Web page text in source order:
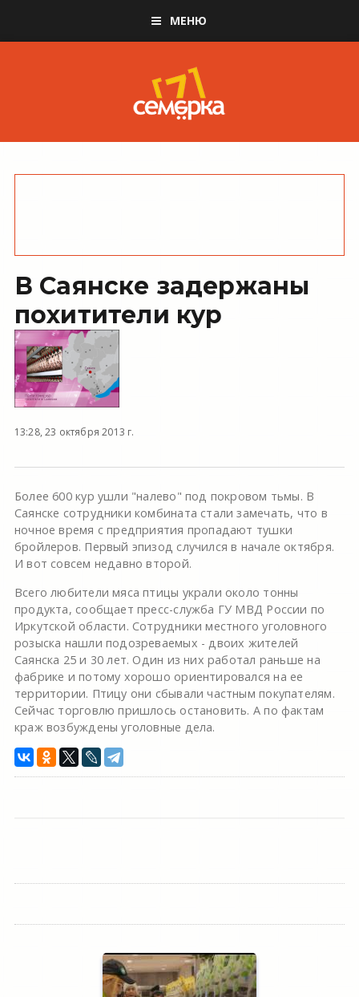
МЕНЮ
В Саянске задержаны
похитители кур
13:28, 23 октября 2013 г.
Более 600 кур ушли "налево" под покровом тьмы. В
Саянске сотрудники комбината стали замечать, что в
ночное время с предприятия пропадают тушки
бройлеров. Первый эпизод случился в начале октября.
И вот совсем недавно второй.
Всего любители мяса птицы украли около тонны
продукта, сообщает пресс-служба ГУ МВД России по
Иркутской области. Сотрудники местного уголовного
розыска нашли подозреваемых - двоих жителей
Саянска 25 и 30 лет. Один из них работал раньше на
фабрике и потому хорошо ориентировался на ее
территории. Птицу они сбывали частным покупателям.
Сейчас торговлю пришлось остановить. А по фактам
краж возбуждены уголовные дела.